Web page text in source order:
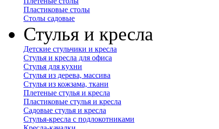
Пластиковые столы
Столы садовые
Стулья и кресла
Детские стульчики и кресла
Стулья и кресла для офиса
Стулья для кухни
Стулья из дерева, массива
Стулья из кожзама, ткани
Плетеные стулья и кресла
Пластиковые стулья и кресла
Садовые стулья и кресла
Стулья-кресла с подлокотниками